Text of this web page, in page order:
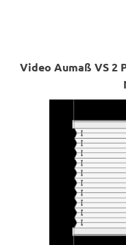
Video Aumaß VS 2